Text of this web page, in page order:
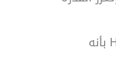
لهذا السبب غالبا ما يوصف HIIT بأنه